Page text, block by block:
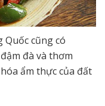
cũng có
đà và thơm
ẩm thực của đất